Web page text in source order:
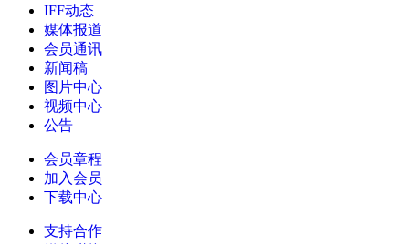
IFF动态
媒体报道
会员通讯
新闻稿
图片中心
视频中心
公告
会员章程
加入会员
下载中心
支持合作